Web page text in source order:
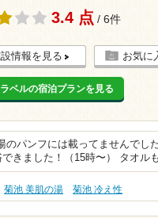
3.4 点 / 6件
情報を見る お気に
ベルの宿泊プランを見る
のパンフには載ってませんでし
きました！（15時〜） タオル
菊池 美肌の湯 菊池 冷え性